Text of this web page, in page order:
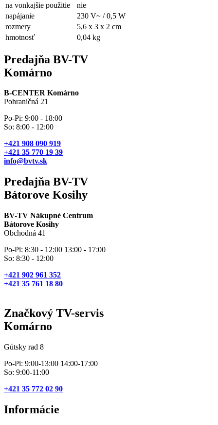
na vonkajšie použitie
nie
napájanie
230 V~ / 0,5 W
rozmery
5,6 x 3 x 2 cm
hmotnosť
0,04 kg
Predajňa BV-TV
Komárno
B-CENTER Komárno
Pohraničná 21
Po-Pi: 9:00 - 18:00
So: 8:00 - 12:00
+421 908 090 919
+421 35 770 19 39
info@bvtv.sk
Predajňa BV-TV
Bátorove Kosihy
BV-TV Nákupné Centrum
Bátorove Kosihy
Obchodná 41
Po-Pi: 8:30 - 12:00 13:00 - 17:00
So: 8:30 - 12:00
+421 902 961 352
+421 35 761 18 80
Značkový TV-servis
Komárno
Gútsky rad 8
Po-Pi: 9:00-13:00 14:00-17:00
So: 9:00-11:00
+421 35 772 02 90
Informácie